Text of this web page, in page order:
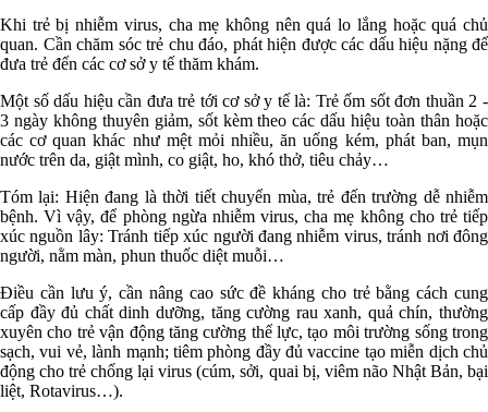
Khi trẻ bị nhiễm virus, cha mẹ không nên quá lo lắng hoặc quá chủ
quan. Cần chăm sóc trẻ chu đáo, phát hiện được các dấu hiệu nặng để
đưa trẻ đến các cơ sở y tế thăm khám.
Một số dấu hiệu cần đưa trẻ tới cơ sở y tế là: Trẻ ốm sốt đơn thuần 2 -
3 ngày không thuyên giảm, sốt kèm theo các dấu hiệu toàn thân hoặc
các cơ quan khác như mệt mỏi nhiều, ăn uống kém, phát ban, mụn
nước trên da, giật mình, co giật, ho, khó thở, tiêu chảy…
Tóm lại: Hiện đang là thời tiết chuyển mùa, trẻ đến trường dễ nhiễm
bệnh. Vì vậy, để phòng ngừa nhiễm virus, cha mẹ không cho trẻ tiếp
xúc nguồn lây: Tránh tiếp xúc người đang nhiễm virus, tránh nơi đông
người, nằm màn, phun thuốc diệt muỗi…
Điều cần lưu ý, cần nâng cao sức đề kháng cho trẻ bằng cách cung
cấp đầy đủ chất dinh dưỡng, tăng cường rau xanh, quả chín, thường
xuyên cho trẻ vận động tăng cường thể lực, tạo môi trường sống trong
sạch, vui vẻ, lành mạnh; tiêm phòng đầy đủ vaccine tạo miễn dịch chủ
động cho trẻ chống lại virus (cúm, sởi, quai bị, viêm não Nhật Bản, bại
liệt, Rotavirus…).